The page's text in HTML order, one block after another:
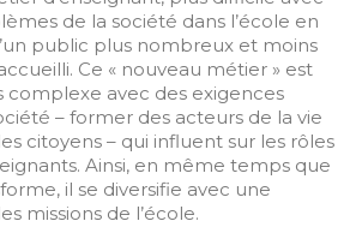
de la société dans l’école en
public plus nombreux et moins
Ce « nouveau métier » est
complexe avec des exigences
– former des acteurs de la vie
citoyens – qui influent sur les rôles
Ainsi, en même temps que
il se diversifie avec une
missions de l’école.